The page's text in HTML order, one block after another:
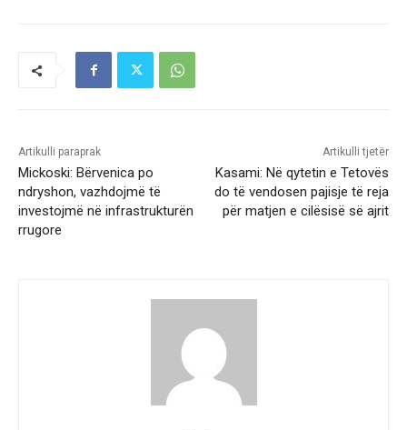
Artikulli paraprak
Mickoski: Bërvenica po
ndryshon, vazhdojmë të
investojmë në infrastrukturën
rrugore
Artikulli tjetër
Kasami: Në qytetin e Tetovës
do të vendosen pajisje të reja
për matjen e cilësisë së ajrit